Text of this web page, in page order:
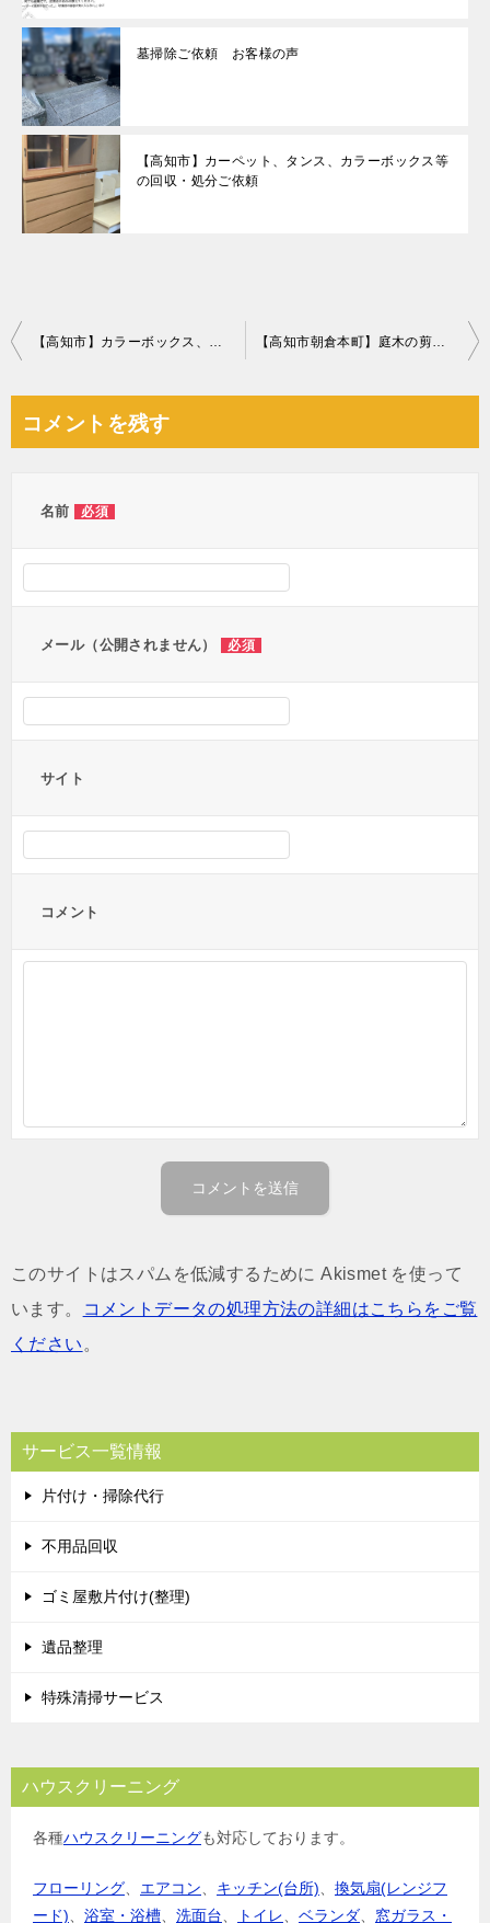
墓掃除ご依頼 お客様の声
【高知市】カーペット、タンス、カラーボックス等
の回収・処分ご依頼
投
ビ
【高知市】カラーボックス、布団、分別なし衣類の回収・処分ご依頼 【高知市朝倉本町】庭木の剪定のご依頼☆仕事の都合に合わせた日程で見積もり兼作業の柔軟な対応だったとお喜びいただけました。
コメントを残す
名前 必須
メール（公開されません） 必須
サイト
コメント
このサイトはスパムを低減するために Akismet を使って
います。
コメントデータの処理方法の詳細はこちらをご覧
ください 。
サービス一覧情報
片付け・掃除代行
不用品回収
ゴミ屋敷片付け(整理)
遺品整理
特殊清掃サービス
ハウスクリーニング
各種ハウスクリーニングも対応しております。
フローリング、 エアコン、 キッチン(台所)、 換気扇(レンジフ
ード)、 浴室・浴槽、 洗面台、 トイレ、 ベランダ、 窓ガラス・